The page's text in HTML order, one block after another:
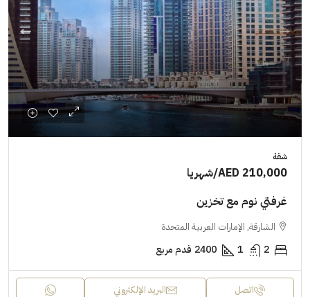
شقة
AED 210,000/شهريا
غرفتي نوم مع تخزين
الشارقة, الإمارات العربية المتحدة
2
1
2400 قدم مربع
اتصل البريد الإلكتروني